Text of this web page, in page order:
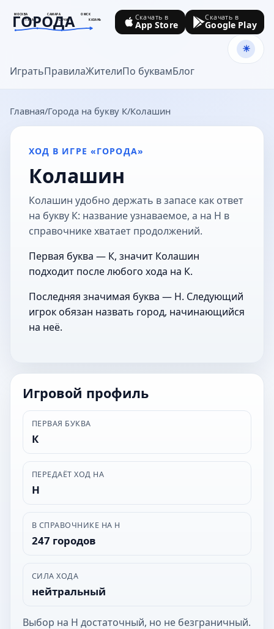
МОСКВА САМАРА
ОМСК
ТУЛА
СОЧИ КАЗАНЬ
ГОРОДА
goroda-na.ru
ИгратьПравилаЖителиПо буквамБлог
Скачать в
App Store
Скачать в
Google Play
Главная Города на букву К Колашин
ХОД В ИГРЕ «ГОРОДА»
Колашин
Колашин удобно держать в запасе как ответ
на букву К: название узнаваемое, а на Н в
справочнике хватает продолжений.
Первая буква — К, значит Колашин
подходит после любого хода на К.
Последняя значимая буква — Н. Следующий
игрок обязан назвать город, начинающийся
на неё.
Игровой профиль
ПЕРВАЯ БУКВА
К
ПЕРЕДАЁТ ХОД НА
Н
В СПРАВОЧНИКЕ НА Н
247 городов
СИЛА ХОДА
нейтральный
Выбор на Н достаточный, но не безграничный.